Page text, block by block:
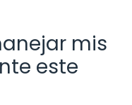
mis
este